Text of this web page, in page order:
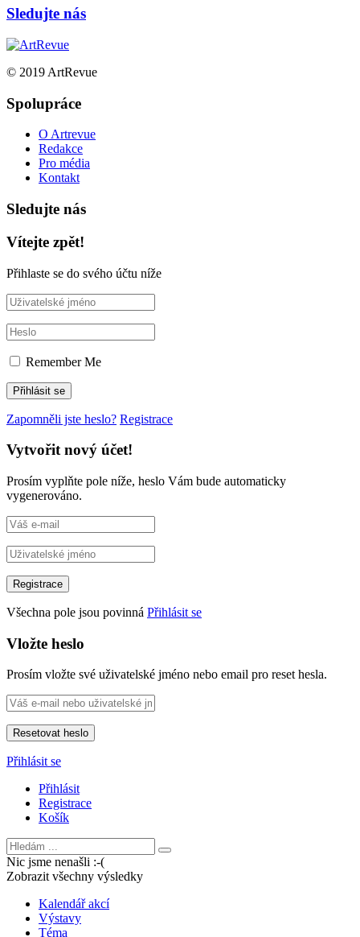
Sledujte nás
© 2019 ArtRevue
Spolupráce
O Artrevue
Redakce
Pro média
Kontakt
Sledujte nás
Vítejte zpět!
Přihlaste se do svého účtu níže
Remember Me
Zapomněli jste heslo? Registrace
Vytvořit nový účet!
Prosím vyplňte pole níže, heslo Vám bude automaticky
vygenerováno.
Všechna pole jsou povinná Přihlásit se
Vložte heslo
Prosím vložte své uživatelské jméno nebo email pro reset hesla.
Přihlásit se
Přihlásit
Registrace
Košík
Nic jsme nenašli :-(
Zobrazit všechny výsledky
Kalendář akcí
Výstavy
Téma